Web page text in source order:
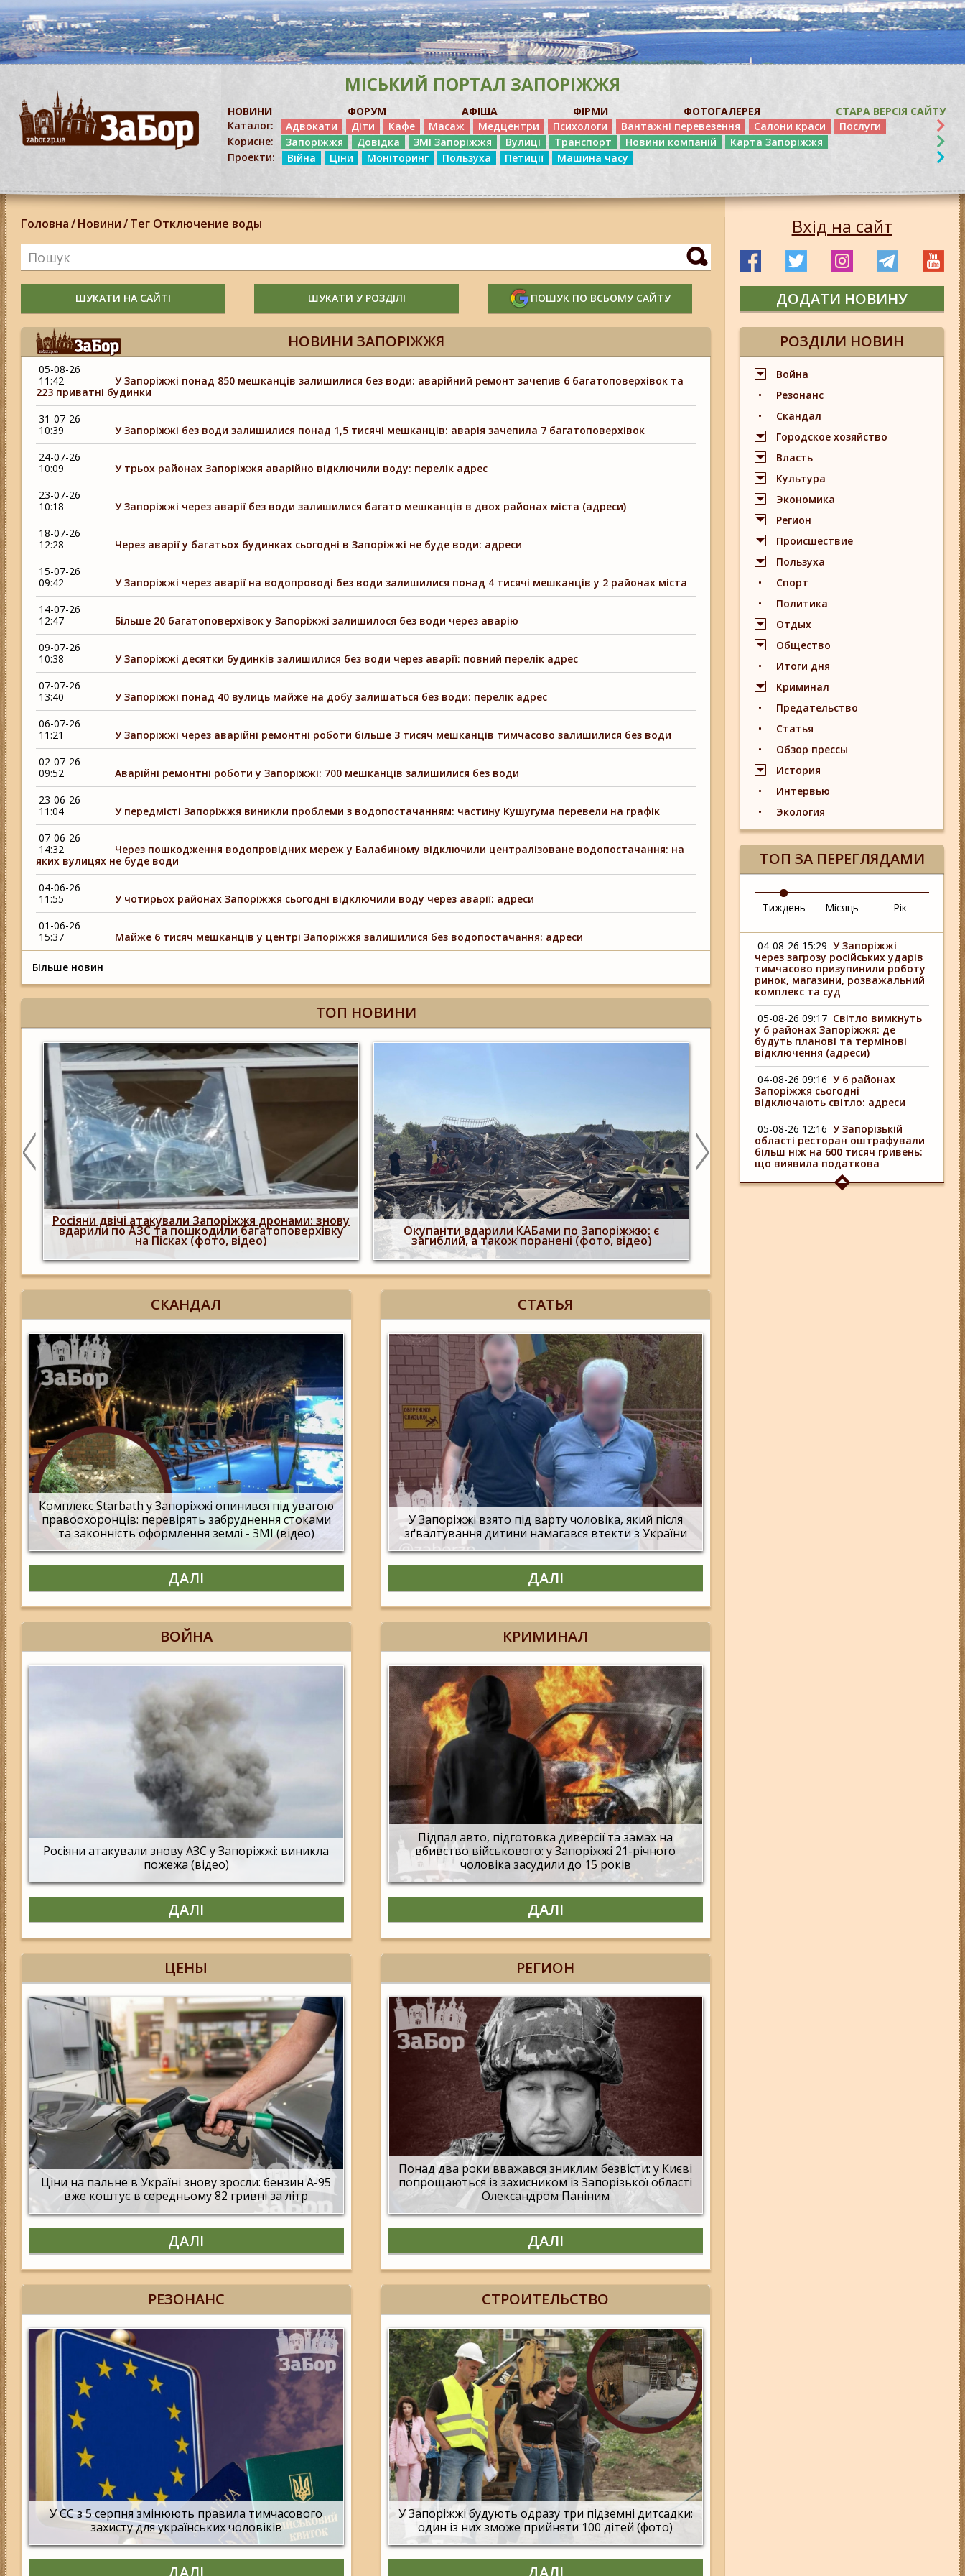
МІСЬКИЙ ПОРТАЛ ЗАПОРІЖЖЯ
НОВИНИ ФОРУМ АФІША ФІРМИ ФОТОГАЛЕРЕЯ
СТАРА ВЕРСІЯ САЙТУ
Каталог:
Адвокати Діти Кафе Масаж Медцентри Психологи Вантажні перевезення Салони краси
Послуги
Корисне:
Запоріжжя Довідка ЗМІ Запоріжжя Вулиці Транспорт Новини компаній
Карта Запоріжжя
Проекти:
Війна Ціни Моніторинг Пользуха Петиції Машина часу
Головна/Новини/Тег Отключение воды
ШУКАТИ НА САЙТІ ШУКАТИ У РОЗДІЛІ ПОШУК ПО ВСЬОМУ САЙТУ
НОВИНИ ЗАПОРІЖЖЯ
05-08-26
11:42
У Запоріжжі понад 850 мешканців залишилися без води: аварійний ремонт зачепив 6 багатоповерхівок та
223 приватні будинки
31-07-26
10:39
У Запоріжжі без води залишилися понад 1,5 тисячі мешканців: аварія зачепила 7 багатоповерхівок
24-07-26
10:09
У трьох районах Запоріжжя аварійно відключили воду: перелік адрес
23-07-26
10:18
У Запоріжжі через аварії без води залишилися багато мешканців в двох районах міста (адреси)
18-07-26
12:28
Через аварії у багатьох будинках сьогодні в Запоріжжі не буде води: адреси
15-07-26
09:42
У Запоріжжі через аварії на водопроводі без води залишилися понад 4 тисячі мешканців у 2 районах міста
14-07-26
12:47
Більше 20 багатоповерхівок у Запоріжжі залишилося без води через аварію
09-07-26
10:38
У Запоріжжі десятки будинків залишилися без води через аварії: повний перелік адрес
07-07-26
13:40
У Запоріжжі понад 40 вулиць майже на добу залишаться без води: перелік адрес
06-07-26
11:21
У Запоріжжі через аварійні ремонтні роботи більше 3 тисяч мешканців тимчасово залишилися без води
02-07-26
09:52
Аварійні ремонтні роботи у Запоріжжі: 700 мешканців залишилися без води
23-06-26
11:04
У передмісті Запоріжжя виникли проблеми з водопостачанням: частину Кушугума перевели на графік
07-06-26
14:32
Через пошкодження водопровідних мереж у Балабиному відключили централізоване водопостачання: на
яких вулицях не буде води
04-06-26
11:55
У чотирьох районах Запоріжжя сьогодні відключили воду через аварії: адреси
01-06-26
15:37
Майже 6 тисяч мешканців у центрі Запоріжжя залишилися без водопостачання: адреси
Більше новин
ТОП НОВИНИ
Окупанти вдарили КАБами по Запоріжжю: є
загиблий, а також поранені (фото, відео)
Росіяни двічі атакували Запоріжжя КАБами: одна
людина загинула, більше 20 поранених,
пошкоджено 29 будинків (фото, відео)
Побиття, "ями" та накази стріляти по
опублікували розслідування про 225-й
штурмовий полк, що зараз
СКАНДАЛ
Комплекс Starbath у Запоріжжі опинився під увагою
правоохоронців: перевірять забруднення стоками
та законність оформлення землі - ЗМІ (відео)
ДАЛІ
СТАТЬЯ
У Запоріжжі взято під варту чоловіка, який після
зґвалтування дитини намагався втекти з України
ДАЛІ
ВОЙНА
Росіяни атакували знову АЗС у Запоріжжі: виникла
пожежа (відео)
ДАЛІ
КРИМИНАЛ
Підпал авто, підготовка диверсії та замах на
вбивство військового: у Запоріжжі 21-річного
чоловіка засудили до 15 років
ДАЛІ
ЦЕНЫ
Ціни на пальне в Україні знову зросли: бензин А-95
вже коштує в середньому 82 гривні за літр
ДАЛІ
РЕГИОН
Понад два роки вважався зниклим безвісти: у Києві
попрощаються із захисником із Запорізької області
Олександром Паніним
ДАЛІ
РЕЗОНАНС
У ЄС з 5 серпня змінюють правила тимчасового
захисту для українських чоловіків
СТРОИТЕЛЬСТВО
У Запоріжжі будують одразу три підземні дитсадки:
один із них зможе прийняти 100 дітей (фото)
Вхід на сайт
ДОДАТИ НОВИНУ
РОЗДІЛИ НОВИН
Война
Резонанс
Скандал
Городское хозяйство
Власть
Культура
Экономика
Регион
Происшествие
Пользуха
Спорт
Политика
Отдых
Общество
Итоги дня
Криминал
Предательство
Статья
Обзор прессы
История
Интервью
Экология
ТОП ЗА ПЕРЕГЛЯДАМИ
Тиждень Місяць Рік
04-08-26 15:29 У Запоріжжі
через загрозу російських ударів
тимчасово призупинили роботу
ринок, магазини, розважальний
комплекс та суд
05-08-26 09:17 Світло вимкнуть
у 6 районах Запоріжжя: де
будуть планові та термінові
відключення (адреси)
04-08-26 09:16 У 6 районах
Запоріжжя сьогодні
відключають світло: адреси
05-08-26 12:16 У Запорізькій
області ресторан оштрафували
більш ніж на 600 тисяч гривень:
що виявила податкова
04-08-26 11:14 Що зміниться для